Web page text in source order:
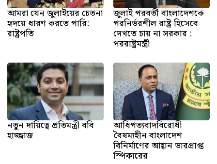
আমরা যেন জুলাইয়ের চেতনা
হৃদয়ে ধারণ করতে পারি:
রাষ্ট্রপতি
জুলাই পরবর্তী বাংলাদেশকে
পরনির্ভরশীল রাষ্ট্র হিসেবে
দেখতে চায় না সরকার :
পররাষ্ট্রমন্ত্রী
নতুন দায়িত্বে প্রতিমন্ত্রী ববি
হাজ্জাজ
আধিপত্যবাদবিরোধী
বৈষম্যহীন বাংলাদেশ
বিনির্মাণের আহ্বান ভারপ্রাপ্ত
স্পিকারের